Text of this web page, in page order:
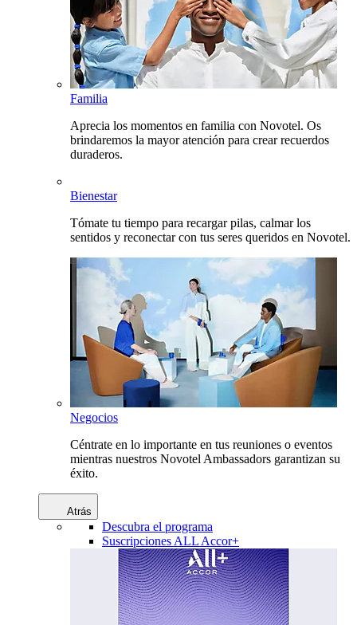
Familia
Aprecia los momentos en familia con Novotel. Os
brindaremos la mayor atención para crear recuerdos
duraderos.
Bienestar
Tómate tu tiempo para recargar pilas, calmar los
sentidos y reconectar con tus seres queridos en Novotel.
Negocios
Céntrate en lo importante en tus reuniones o eventos
mientras nuestros Novotel Ambassadors garantizan su
éxito.
Atrás
Descubra el programa
Suscripciones ALL Accor+